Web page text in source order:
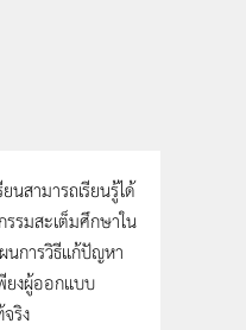
สามารถเรียนรู้ได้
รรมสะเต็มศึกษาใน
นการวิธีแก้ปัญหา
ยงผู้ออกแบบ
ริง